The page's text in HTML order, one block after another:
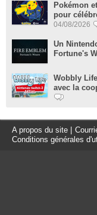
Pokémon
pour
04/08/2026
Un
Fortune's
Wobbly
avec la
A propos du site
Conditions générales